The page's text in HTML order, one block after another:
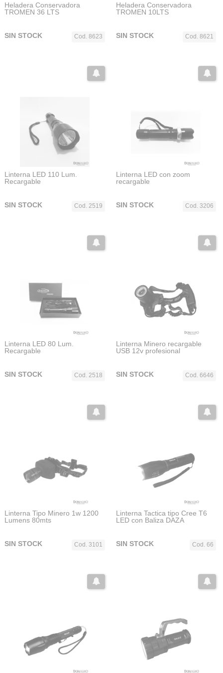
Heladera Conservadora
TROMEN 36 LTS
Cod. 8623
SIN STOCK
Heladera Conservadora
TROMEN 10LTS
Cod. 8621
SIN STOCK
Linterna LED 110 Lum.
Recargable
Cod. 2519
SIN STOCK
Linterna LED con zoom
recargable
Cod. 3206
SIN STOCK
Linterna LED 80 Lum.
Recargable
Cod. 2518
SIN STOCK
Linterna Minero recargable
USB 12v profesional
Cod. 6646
SIN STOCK
Linterna Tipo Minero 1w 1200
Lumens 80mts
Cod. 3101
SIN STOCK
Linterna Tactica tipo Cree T6
LED con Baliza DAZA
Cod. 66
SIN STOCK